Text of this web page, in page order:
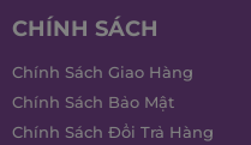
CHÍNH SÁCH
Chính Sách Giao Hàng
Chính Sách Bảo Mật
Chính Sách Đổi Trả Hàng